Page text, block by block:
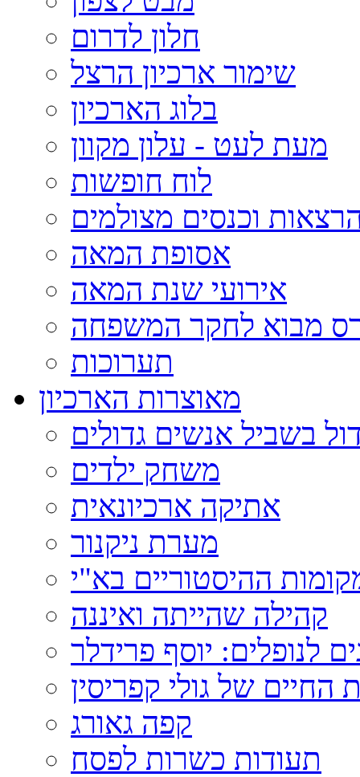
חלון לדרום
שימור ארכיון הרצל
בלוג הארכיון
מעת לעט - עלון מקוון
לוח חופשות
וכנסים מצולמים
אסופת המאה
אירועי שנת המאה
מבוא לחקר המשפחה
תערוכות
מאוצרות הארכיון
בשביל אנשים גדולים
משחק ילדים
אתיקה ארכיונאית
מערת ניקנור
ההיסטוריים בא"י
קהילה שהייתה ואיננה
לנופלים: יוסף פרידלר
החיים של גולי קפריסין
קפה גאורג
תעודות כשרות לפסח